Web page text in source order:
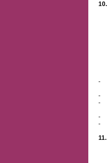
10.
-
-
-
-
-
11.